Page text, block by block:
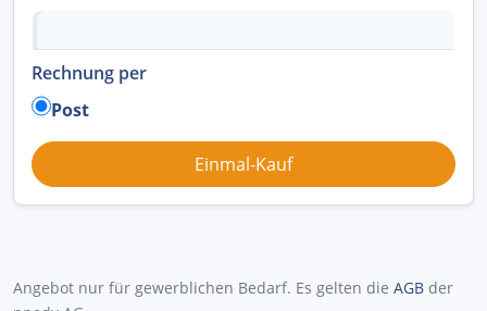
Rechnung per
Post
Angebot nur für gewerblichen Bedarf. Es gelten die AGB der